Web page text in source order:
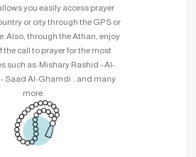
you easily access prayer
or city through the GPS or
Also, through the Athan, enjoy
the call to prayer for the most
such as: Mishary Rashid - Al-
Saad Al-Ghamdi .. and many
more.